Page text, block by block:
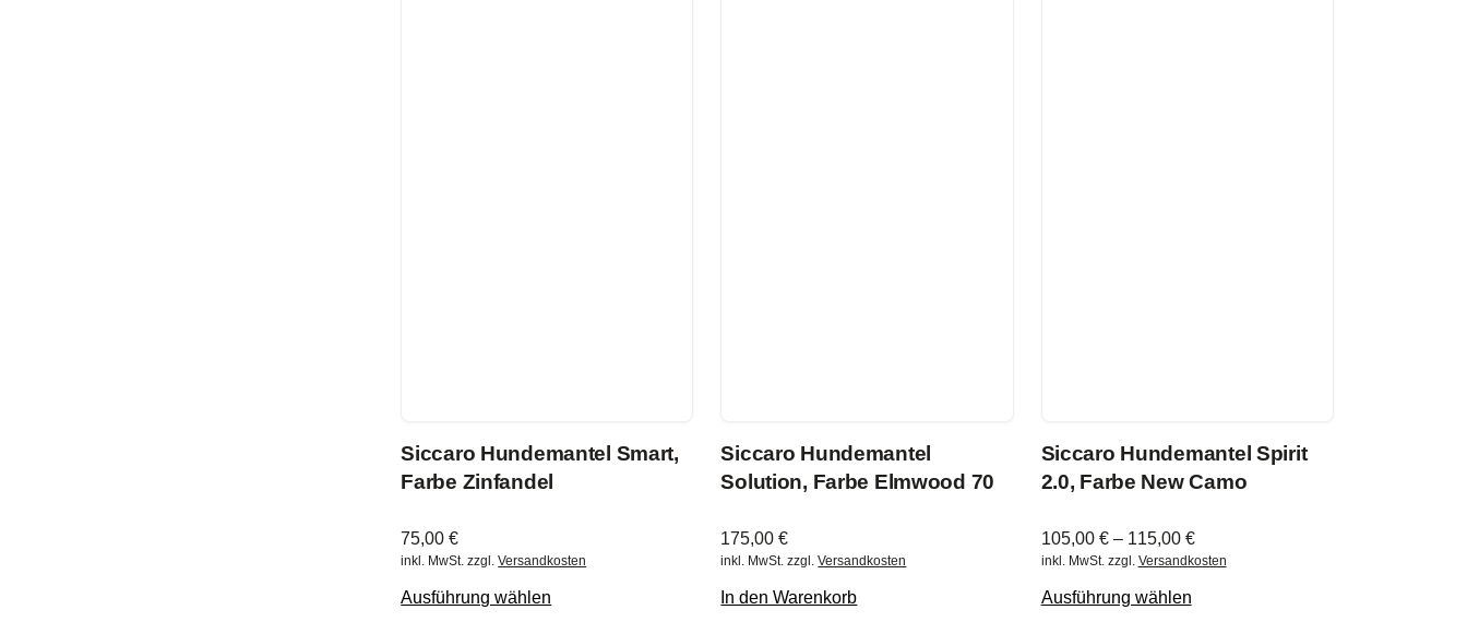
Siccaro Hundemantel Smart,
Farbe Zinfandel
75,00€
inkl. MwSt. zzgl.Versandkosten
Ausführung wählen
Siccaro Hundemantel
Solution, Farbe Elmwood 70
175,00€
inkl. MwSt. zzgl.Versandkosten
In den Warenkorb
Siccaro Hundemantel Spirit
2.0, Farbe New Camo
105,00 €– 115,00 €
inkl. MwSt. zzgl. Versandkosten
Ausführung wählen